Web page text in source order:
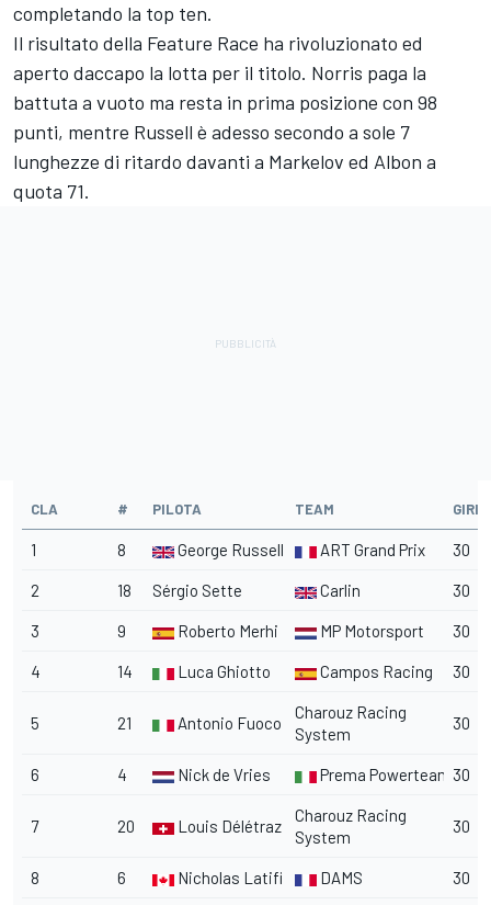
completando la top ten.
Il risultato della Feature Race ha rivoluzionato ed
aperto daccapo la lotta per il titolo. Norris paga la
battuta a vuoto ma resta in prima posizione con 98
punti, mentre Russell è adesso secondo a sole 7
lunghezze di ritardo davanti a Markelov ed Albon a
quota 71.
CLA # PILOTA TEAM GIRI
1 8 George Russell ART Grand Prix 30
2 18 Sérgio Sette Carlin 30
3 9 Roberto Merhi MP Motorsport 30
4 14 Luca Ghiotto Campos Racing 30
5 21 Antonio Fuoco
Charouz Racing
System
30
6 4 Nick de Vries Prema Powerteam 30
7 20 Louis Délétraz
Charouz Racing
System
30
8 6 Nicholas Latifi DAMS 30